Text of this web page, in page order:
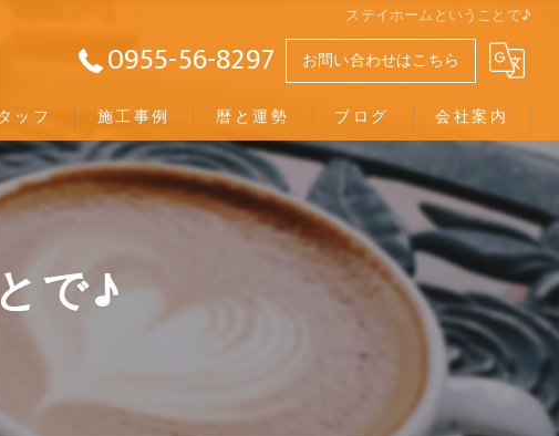
ステイホームということで♪
0955-56-8297 お問い合わせはこちら
ッフ 施工事例 暦と運勢 ブログ
役立つコラム
お客様の声
幸せの黄色い瓦版
会社案内
で♪